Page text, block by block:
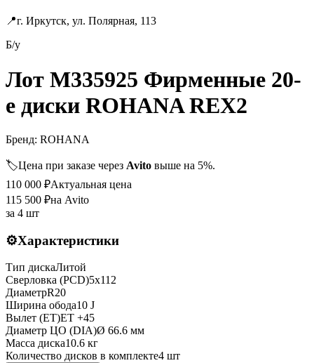
📍г. Иркутск, ул. Полярная, 113
Б/у
Лот M335925 Фирменные 20-
е диски ROHANA REX2
Бренд: ROHANA
🏷️Цена при заказе через Avito выше на 5%.
110 000 ₽Актуальная цена
115 500 ₽на Avito
за 4 шт
⚙️Характеристики
Тип дискаЛитой
Сверловка (PCD)5x112
ДиаметрR20
Ширина обода10 J
Вылет (ET)ET +45
Диаметр ЦО (DIA)Ø 66.6 мм
Масса диска10.6 кг
Количество дисков в комплекте4 шт